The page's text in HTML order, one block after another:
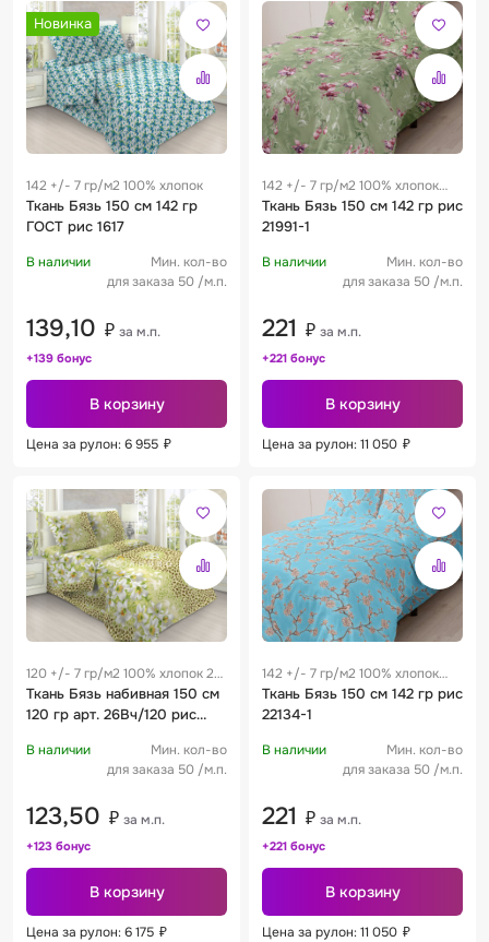
Новинка
142 +/- 7 гр/м2 100% хлопок
Ткань Бязь 150 см 142 гр
ГОСТ рис 1617
В наличии
Мин. кол-во
для заказа 50 /м.п.
139,10 ₽ за м.п.
+139 бонус
В корзину
Цена за рулон: 6 955 ₽
142 +/- 7 гр/м2 100% хлопок
0.29 м
Ткань Бязь 150 см 142 гр рис
21991-1
В наличии
Мин. кол-во
для заказа 50 /м.п.
221 ₽ за м.п.
+221 бонус
В корзину
Цена за рулон: 11 050 ₽
120 +/- 7 гр/м2 100% хлопок 28
см
Ткань Бязь набивная 150 см
120 гр арт. 26Вч/120 рис
В наличии
Мин. кол-во
для заказа 50 /м.п.
123,50 ₽ за м.п.
+123 бонус
В корзину
Цена за рулон: 6 175 ₽
142 +/- 7 гр/м2 100% хлопок
0.29 м
Ткань Бязь 150 см 142 гр рис
22134-1
В наличии
Мин. кол-во
для заказа 50 /м.п.
221 ₽ за м.п.
+221 бонус
В корзину
Цена за рулон: 11 050 ₽